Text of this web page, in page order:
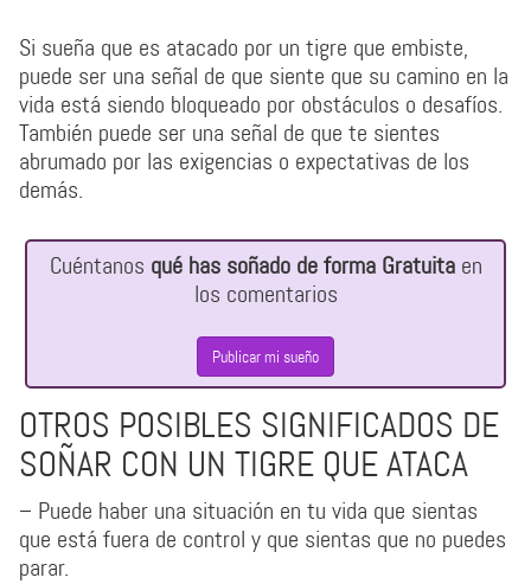
Si sueña que es atacado por un tigre que embiste,
puede ser una señal de que siente que su camino en la
vida está siendo bloqueado por obstáculos o desafíos.
También puede ser una señal de que te sientes
abrumado por las exigencias o expectativas de los
demás.
Cuéntanos qué has soñado de forma Gratuitaen
los comentarios
Publicar mi sueño
OTROS POSIBLES SIGNIFICADOS DE
SOÑAR CON UN TIGRE QUE ATACA
– Puede haber una situación en tu vida que sientas
que está fuera de control y que sientas que no puedes
parar.